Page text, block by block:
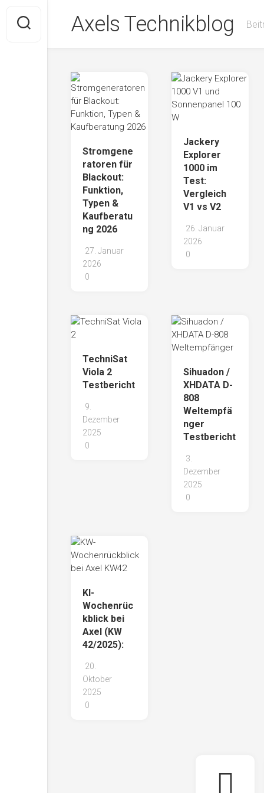
content
Axels Technikblog
Stromgene
ratoren für
Blackout:
Funktion,
Typen &
Kaufberatu
ng 2026
27. Januar
2026
0
Jackery
Explorer
1000 im
Test:
Vergleich
V1 vs V2
26. Januar
2026
0
TechniSat
Viola 2
Testbericht
9.
Dezember
2025
0
Sihuadon /
XHDATA D-
808
Weltempfä
nger
Testbericht
3.
Dezember
2025
0
KI-
Wochenrüc
kblick bei
Axel (KW
42/2025):
20.
Oktober
2025
0